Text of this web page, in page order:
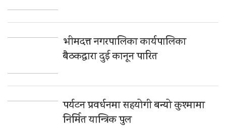
भीमदत्त नगरपालिका कार्यपालिका
बैठकद्वारा दुई कानून पारित
पर्यटन प्रवर्धनमा सहयोगी बन्यो कुश्मामा
निर्मित यान्त्रिक पुल